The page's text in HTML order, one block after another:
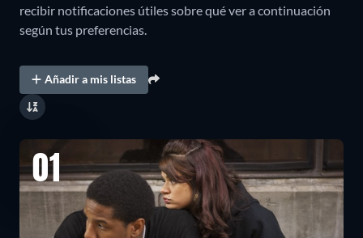
recibir notificaciones útiles sobre qué ver a continuación
según tus preferencias.
Añadir a mis listas
01